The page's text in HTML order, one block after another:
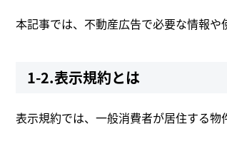
本記事では、不動産広告で必要な情報や
1-2.表示規約とは
表示規約では、一般消費者が居住する物